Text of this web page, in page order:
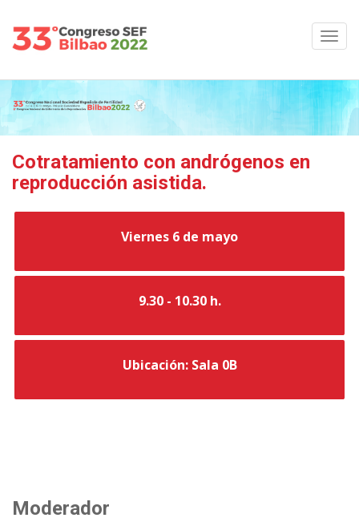
Cotratamiento con andrógenos en
reproducción asistida.
Viernes 6 de mayo
9.30 - 10.30 h.
Ubicación: Sala 0B
Moderador